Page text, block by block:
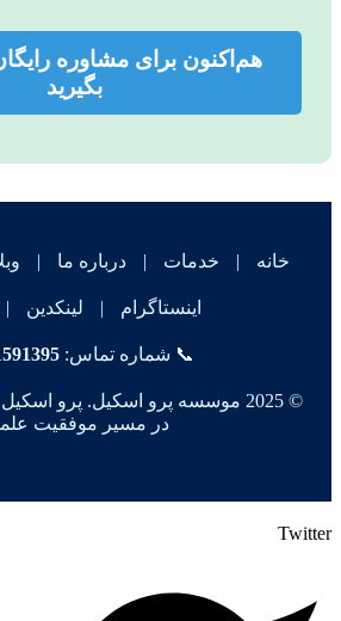
هم‌اکنون برای مشاوره
بگیرید
خانه | خدمات | درباره ما |
اینستاگرام | لینکدین |
📞 شماره تماس:
© 2025 موسسه پرو اسکیل. پرو
در مسیر موفقیت
Twitter